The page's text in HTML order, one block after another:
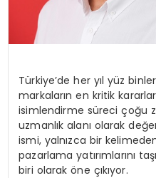
Türkiye’de her yıl yüz
markaların en kritik
isimlendirme süreci çoğu
uzmanlık alanı olarak
ismi, yalnızca bir
pazarlama yatırımlarını
biri olarak öne çıkıyor.